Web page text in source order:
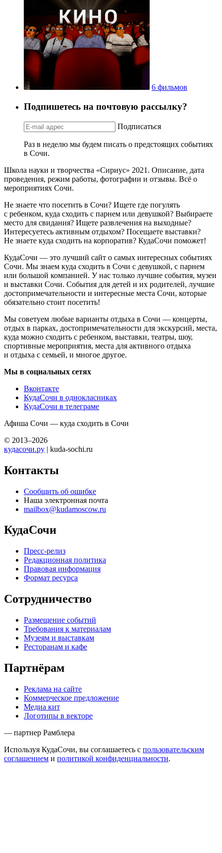
6 фильмов
Подпишетесь на почтовую рассылку?
Подписаться
Раз в неделю мы будем писать о предстоящих событиях
в Сочи.
Школа науки и творчества «Сириус» 2021. Описание, дата
проведения, режим работы, фотографии и отзывы. Всё о
мероприятиях Сочи.
Не знаете что посетить в Сочи? Ищете где погулять
с ребенком, куда сходить с парнем или девушкой? Выбираете
место для свидания? Ищете развлечения на выходные?
Интересуетесь активным отдыхом? Посещаете выставки?
Не знаете куда сходить на корпоратив? КудаСочи поможет!
КудаСочи — это лучший сайт о самых интересных событиях
Сочи. Мы знаем куда сходить в Сочи с девушкой, с парнем
или большой компанией. У нас только лучшие события, музеи
и выставки Сочи. События для детей и их родителей, лучшие
достопримечательности и интересные места Сочи, которые
обязательно стоит посетить!
Мы советуем любые варианты отдыха в Сочи — концерты,
отдых в парках, достопримечательности для экскурсий, места,
куда можно сходить с ребенком, выставки, театры, шоу,
спортивные мероприятия, места для активного отдыха
и отдыха с семьей, и многое другое.
Мы в социальных сетях
Вконтакте
КудаСочи в однокласниках
КудаСочи в телеграме
Афиша Сочи — куда сходить в Сочи
© 2013–2026
кудасочи.ру | kuda-sochi.ru
Контакты
Сообщить об ошибке
Наша электронная почта
mailbox@kudamoscow.ru
КудаСочи
Пресс-релиз
Редакционная политика
Правовая информация
Формат ресурса
Сотрудничество
Размещение событий
Требования к материалам
Музеям и выставкам
Ресторанам и кафе
Партнёрам
Реклама на сайте
Коммерческое предложение
Медиа кит
Логотипы в векторе
— партнер Рамблера
Используя КудаСочи, вы соглашаетесь с пользовательским
соглашением и политикой конфиденциальности.